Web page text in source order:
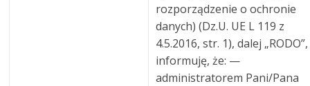
rozporządzenie o ochronie
danych) (Dz.U. UE L 119 z
4.5.2016, str. 1), dalej „RODO”,
informuję, że: —
administratorem Pani/Pana